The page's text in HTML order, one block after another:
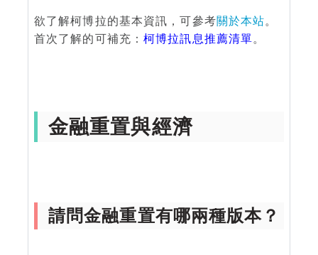
欲了解柯博拉的基本資訊，可參考關於本站。
首次了解的可補充：柯博拉訊息推薦清單。
金融重置與經濟
請問金融重置有哪兩種版本？